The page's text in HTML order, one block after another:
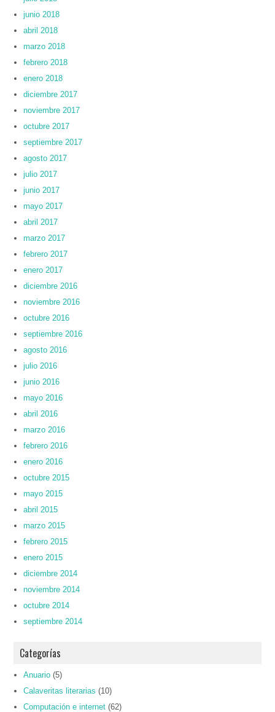
junio 2018
abril 2018
marzo 2018
febrero 2018
enero 2018
diciembre 2017
noviembre 2017
octubre 2017
septiembre 2017
agosto 2017
julio 2017
junio 2017
mayo 2017
abril 2017
marzo 2017
febrero 2017
enero 2017
diciembre 2016
noviembre 2016
octubre 2016
septiembre 2016
agosto 2016
julio 2016
junio 2016
mayo 2016
abril 2016
marzo 2016
febrero 2016
enero 2016
octubre 2015
mayo 2015
abril 2015
marzo 2015
febrero 2015
enero 2015
diciembre 2014
noviembre 2014
octubre 2014
septiembre 2014
Categorías
Anuario (5)
Calaveritas literarias (10)
Computación e internet (62)